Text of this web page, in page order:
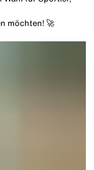
möchten! 🚀